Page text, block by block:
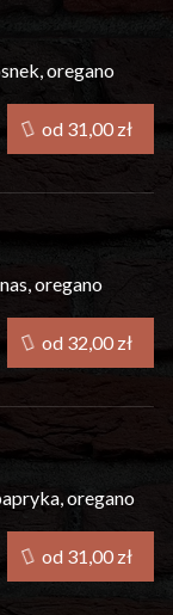
oregano
oregano
oregano